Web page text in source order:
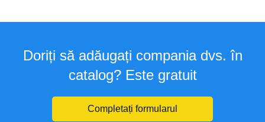
Doriți să adăugați compania dvs. în
catalog? Este gratuit
Completați formularul